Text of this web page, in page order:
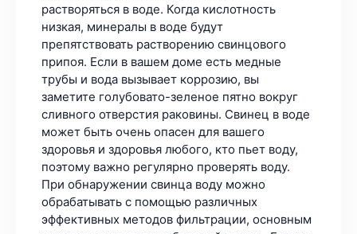
растворяться в воде. Когда кислотность
низкая, минералы в воде будут
препятствовать растворению свинцового
припоя. Если в вашем доме есть медные
трубы и вода вызывает коррозию, вы
заметите голубовато-зеленое пятно вокруг
сливного отверстия раковины. Свинец в воде
может быть очень опасен для вашего
здоровья и здоровья любого, кто пьет воду,
поэтому важно регулярно проверять воду.
При обнаружении свинца воду можно
обрабатывать с помощью различных
эффективных методов фильтрации, основным